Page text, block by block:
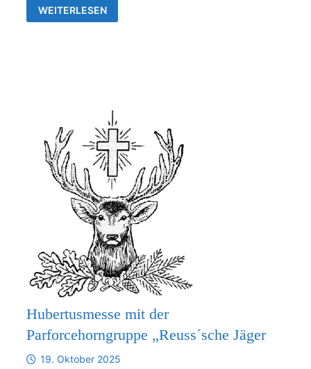
VERBINDLICHE
ZUSAMMENARBEIT
WEITERLESEN
Hubertusmesse mit der
Parforcehorngruppe „Reuss´sche Jäger
19. Oktober 2025